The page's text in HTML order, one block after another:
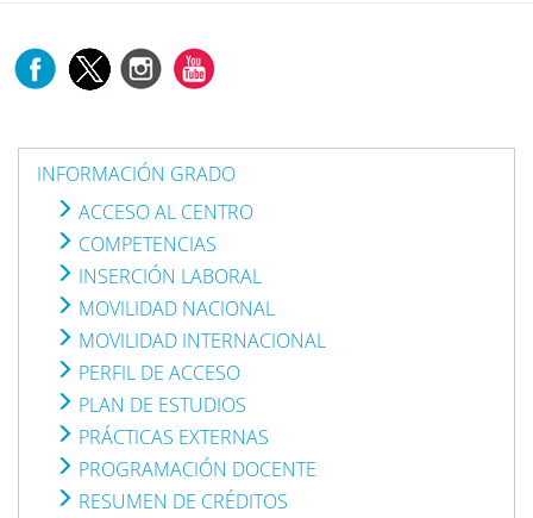
INFORMACIÓN GRADO
ACCESO AL CENTRO
COMPETENCIAS
INSERCIÓN LABORAL
MOVILIDAD NACIONAL
MOVILIDAD INTERNACIONAL
PERFIL DE ACCESO
PLAN DE ESTUDIOS
PRÁCTICAS EXTERNAS
PROGRAMACIÓN DOCENTE
RESUMEN DE CRÉDITOS